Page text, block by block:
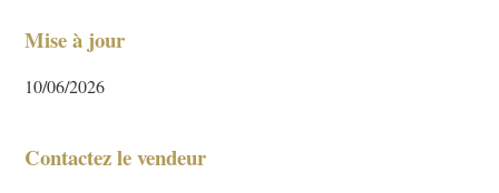
Mise à jour
10/06/2026
Contactez le vendeur